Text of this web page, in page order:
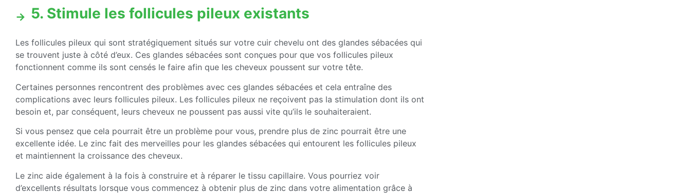
5. Stimule les follicules pileux existants
Les follicules pileux qui sont stratégiquement situés sur votre cuir chevelu ont des glandes sébacées qui
se trouvent juste à côté d’eux. Ces glandes sébacées sont conçues pour que vos follicules pileux
fonctionnent comme ils sont censés le faire afin que les cheveux poussent sur votre tête.
Certaines personnes rencontrent des problèmes avec ces glandes sébacées et cela entraîne des
complications avec leurs follicules pileux. Les follicules pileux ne reçoivent pas la stimulation dont ils ont
besoin et, par conséquent, leurs cheveux ne poussent pas aussi vite qu’ils le souhaiteraient.
Si vous pensez que cela pourrait être un problème pour vous, prendre plus de zinc pourrait être une
excellente idée. Le zinc fait des merveilles pour les glandes sébacées qui entourent les follicules pileux
et maintiennent la croissance des cheveux.
Le zinc aide également à la fois à construire et à réparer le tissu capillaire. Vous pourriez voir
d’excellents résultats lorsque vous commencez à obtenir plus de zinc dans votre alimentation grâce à